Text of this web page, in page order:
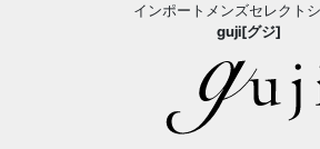
インポートメンズセレクト
guji[グジ]